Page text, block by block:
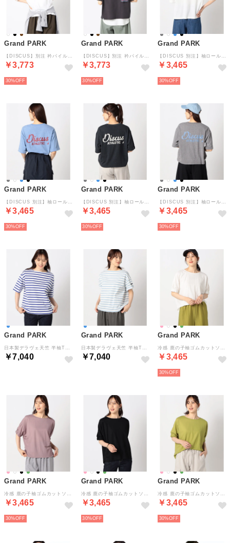
Grand PARK
￥3,773
30%
Grand PARK
￥3,773
30%
Grand PARK
￥3,465
30%
Grand PARK
￥3,465
30%
Grand PARK
￥3,465
30%
Grand PARK
￥3,465
30%
Grand PARK
￥7,040
Grand PARK
￥7,040
Grand PARK
￥3,465
30%
Grand PARK
￥3,465
30%
Grand PARK
￥3,465
30%
Grand PARK
￥3,465
30%